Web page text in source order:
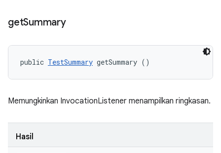
getSummary
public TestSummary getSummary ()
Memungkinkan InvocationListener menampilkan ringkasan.
Hasil